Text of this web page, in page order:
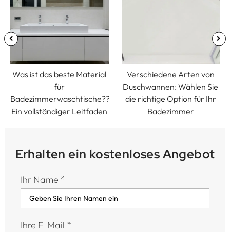
Was ist das beste Material
für
Badezimmerwaschtische??
Ein vollständiger Leitfaden
Verschiedene Arten von
Duschwannen: Wählen Sie
die richtige Option für Ihr
Badezimmer
Erhalten ein kostenloses Angebot
Ihr Name *
Ihre E-Mail *